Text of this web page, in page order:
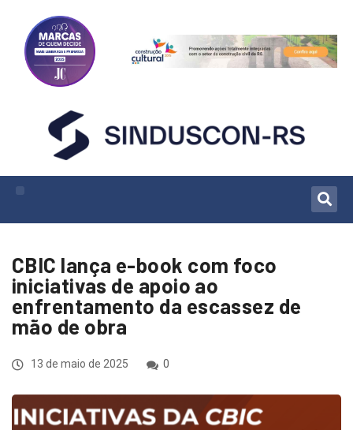
CBIC lança e-book com foco
iniciativas de apoio ao
enfrentamento da escassez de
mão de obra
13 de maio de 2025 0